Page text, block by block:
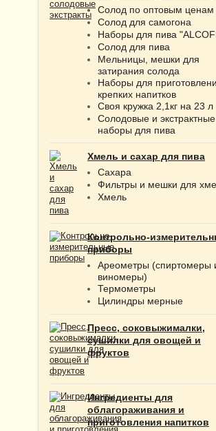
Солод по оптовым ценам
Солод для самогона
Наборы для пива
Солод для пива
Мельницы, мешки для
затирания солода
Наборы для
крепких напитков
Своя кружка 2,1кг на 23 л
Солодовые и экстрактные
наборы для пива
Хмель и сахар для пива
Сахара
Фильтры и мешки для
Хмель
Контрольно-
приборы
Ареометры (спиртомеры
виномеры)
Термометры
Цилиндры мерные
Пресс, соковыжималки,
сушилки для овощей и
фруктов
Ингредиенты для
облагораживания и
приготовления напитков